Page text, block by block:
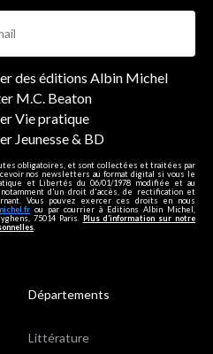
des éditions Albin Michel
M.C. Beaton
Vie pratique
Jeunesse & BD
obligatoires, et sont collectées et traitées par
nos newsletters au format digital si vous le
et Libertés du 06/01/1978 modifiée et au
d'un droit d'accès, de rectification et
Vous pouvez exercer ces droits en nous
ou par courrier à Editions Albin Michel,
75014 Paris. Plus d’information sur notre
Départements
Littérature